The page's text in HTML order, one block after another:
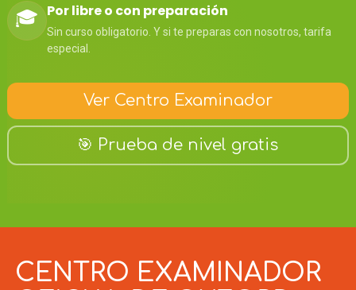
🎓 Por libre o con preparación
Sin curso obligatorio. Y si te preparas con nosotros, tarifa
especial.
Ver Centro Examinador
🎯 Prueba de nivel gratis
CENTRO EXAMINADOR